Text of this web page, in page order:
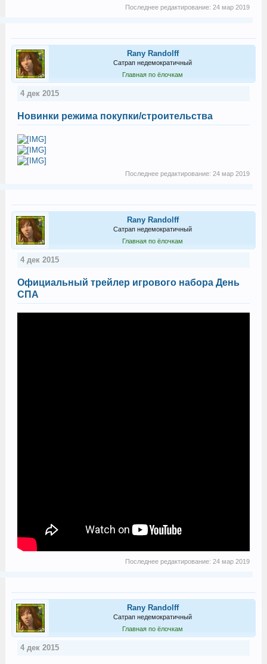
Последнее редактирование:24 мар 2019
Rany Randolff
Сатрап недемократичный
Главная по ёлочкам
4 дек 2015
Новинки режима покупки/строительства
Последнее редактирование:24 мар 2019
Rany Randolff
Сатрап недемократичный
Главная по ёлочкам
4 дек 2015
Официальный трейлер игрового набора День
СПА
Последнее редактирование:24 мар 2019
Rany Randolff
Сатрап недемократичный
Главная по ёлочкам
4 дек 2015